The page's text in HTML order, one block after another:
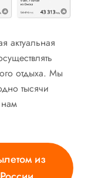
актуальная
отдыха. Мы
тысячи
из